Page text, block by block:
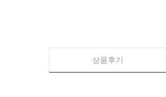
상품후기